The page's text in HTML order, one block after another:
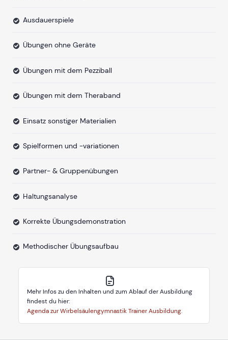
Ausdauerspiele
Übungen ohne Geräte
Übungen mit dem Pezziball
Übungen mit dem Theraband
Einsatz sonstiger Materialien
Spielformen und -variationen
Partner- & Gruppenübungen
Haltungsanalyse
Korrekte Übungsdemonstration
Methodischer Übungsaufbau
Mehr Infos zu den Inhalten und zum Ablauf der Ausbildung
findest du hier:
Agenda zur Wirbelsäulengymnastik Trainer Ausbildung.